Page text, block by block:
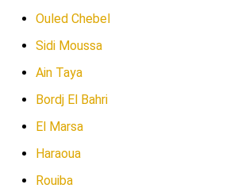
Ouled Chebel
Sidi Moussa
Ain Taya
Bordj El Bahri
El Marsa
Haraoua
Rouiba